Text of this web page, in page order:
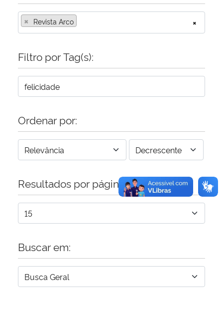
Controladoria-Geral da União
Ministério da Mulher, da Família e dos Direitos Humanos
Secretaria-Geral
Gabinete de Segurança Institucional
Banco Central do Brasil
Planalto
×
× Revista Arco
Filtro por Tag(s):
Ordenar por:
Resultados por página:
Buscar em: